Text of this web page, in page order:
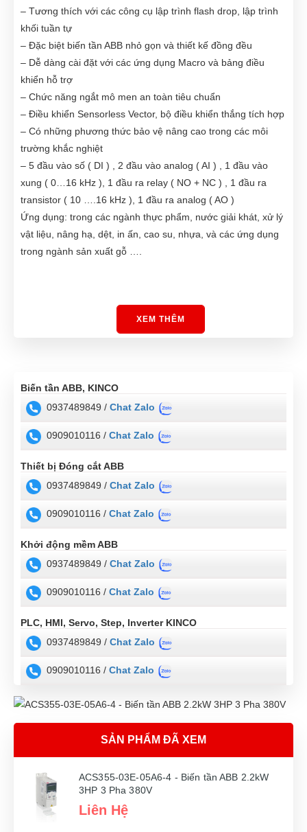
– Tương thích với các công cụ lập trình flash drop, lập trình
khối tuần tự
– Đặc biệt biến tần ABB nhỏ gọn và thiết kế đồng đều
– Dễ dàng cài đặt với các ứng dụng Macro và bảng điều
khiển hỗ trợ
– Chức năng ngắt mô men an toàn tiêu chuẩn
– Điều khiển Sensorless Vector, bộ điều khiển thắng tích hợp
– Có những phương thức bảo vệ nâng cao trong các môi
trường khắc nghiệt
– 5 đầu vào số ( DI ) , 2 đầu vào analog ( AI ) , 1 đầu vào
xung ( 0…16 kHz ), 1 đầu ra relay ( NO + NC ) , 1 đầu ra
transistor ( 10 ….16 kHz ), 1 đầu ra analog ( AO )
Ứng dụng: trong các ngành thực phẩm, nước giải khát, xử lý
vật liệu, nâng hạ, dệt, in ấn, cao su, nhựa, và các ứng dụng
trong ngành sản xuất gỗ ….
XEM THÊM
Biến tần ABB, KINCO
0937489849 / Chat Zalo
0909010116 / Chat Zalo
Thiết bị Đóng cắt ABB
0937489849 / Chat Zalo
0909010116 / Chat Zalo
Khởi động mềm ABB
0937489849 / Chat Zalo
0909010116 / Chat Zalo
PLC, HMI, Servo, Step, Inverter KINCO
0937489849 / Chat Zalo
0909010116 / Chat Zalo
SẢN PHẨM ĐÃ XEM
ACS355-03E-05A6-4 - Biến tần ABB 2.2kW
3HP 3 Pha 380V
Liên Hệ